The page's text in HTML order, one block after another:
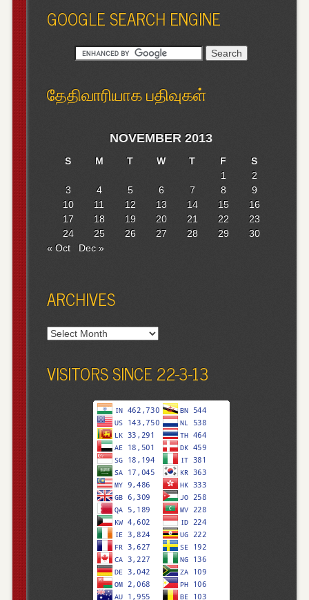
GOOGLE SEARCH ENGINE
தேதிவாரியாக பதிவுகள்
NOVEMBER 2013
S M T W T F
S
1
2
3
4 5 6 7 8
9
10
11 12 13 14 15
16
17
18 19 20 21 22
23
24
25 26 27 28 29
30
« Oct
Dec »
ARCHIVES
Archives
VISITORS SINCE 22-3-13